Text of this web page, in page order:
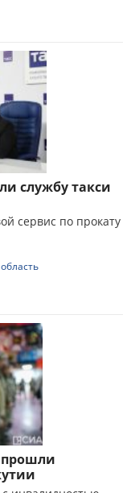
службу такси
сервис по прокату
прошли